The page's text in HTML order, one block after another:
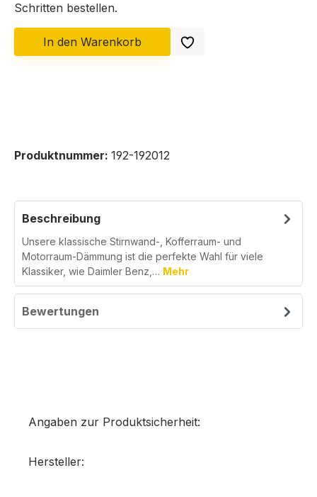
Schritten bestellen.
In den Warenkorb
Produktnummer: 192-192012
Beschreibung
Unsere klassische Stirnwand-, Kofferraum- und
Motorraum-Dämmung ist die perfekte Wahl für viele
Klassiker, wie Daimler Benz,… Mehr
Bewertungen
Angaben zur Produktsicherheit:
Hersteller: